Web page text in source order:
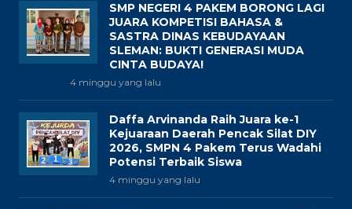
SMP NEGERI 4 PAKEM BORONG LAGI
JUARA KOMPETISI BAHASA &
SASTRA DINAS KEBUDAYAAN
SLEMAN: BUKTI GENERASI MUDA
CINTA BUDAYA!
4 minggu yang lalu
Daffa Arvinanda Raih Juara ke-1
Kejuaraan Daerah Pencak Silat DIY
2026, SMPN 4 Pakem Terus Wadahi
Potensi Terbaik Siswa
4 minggu yang lalu